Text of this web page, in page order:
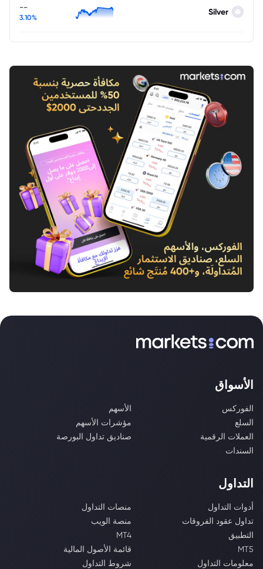
Silver
--
3.10%
الأسواق
الفوركس
الأسهم
السلع
مؤشرات الأسهم
العملات الرقمية
صناديق تداول البورصة
السندات
التداول
أدوات التداول
منصات التداول
تداول عقود الفروقات
منصة الويب
التطبيق
MT4
MT5
قائمة الأصول المالية
معلومات التداول
شروط التداول